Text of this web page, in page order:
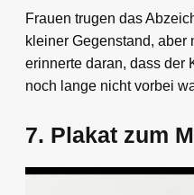
Frauen trugen das
kleiner Gegenstand, aber
erinnerte daran, dass der
noch lange nicht vorbei
7. Plakat zum